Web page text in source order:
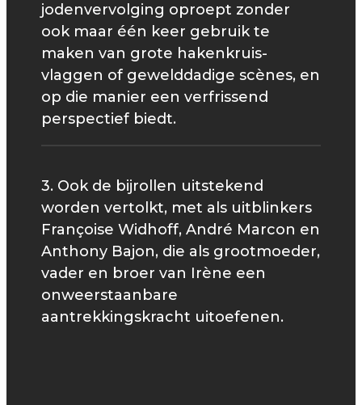
jodenvervolging oproept zonder
ook maar één keer gebruik te
maken van grote hakenkruis-
vlaggen of gewelddadige scènes, en
op die manier een verfrissend
perspectief biedt.
3. Ook de bijrollen uitstekend
worden vertolkt, met als uitblinkers
Françoise Widhoff, André Marcon en
Anthony Bajon, die als grootmoeder,
vader en broer van Irène een
onweerstaanbare
aantrekkingskracht uitoefenen.